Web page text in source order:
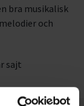
bra musikalisk
och
sajt